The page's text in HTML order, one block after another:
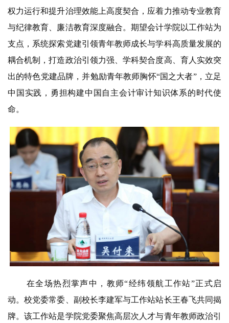
权力运行和提升治理效能上高度契合， 应着力推动专业教育
与纪律教育、廉洁教育深度融合。期望会计学院以工作站为
支点，系统探索党建引领青年教师成长与学科高质量发展的
耦合机制，打造政治引领力强、学科契合度高、育人实效突
出的特色党建品牌，并勉励青年教师胸怀“国之大者”，立足
中国实践，勇担构建中国自主会计审计知识体系的时代使
命。
在全场热烈掌声中，教师“经纬领航工作站”正式启
动。校党委常委、副校长李建军与工作站站长王春飞共同揭
牌。该工作站是学院党委聚焦高层次人才与青年教师政治引